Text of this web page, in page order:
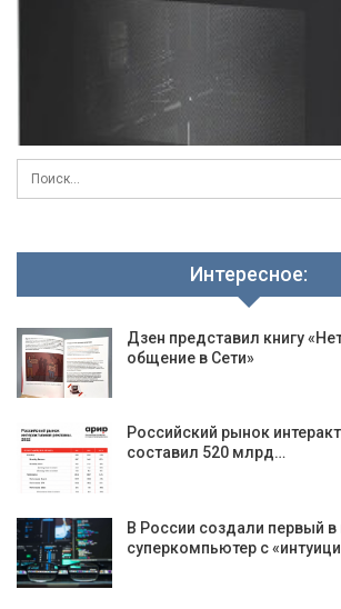
Интересное:
Дзен представил книгу
общение в Сети»
Российский рынок
составил 520 млрд…
В России создали первый
суперкомпьютер с